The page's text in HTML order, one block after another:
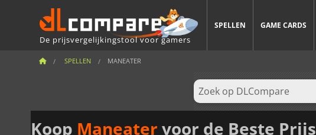
De prijsvergelijkingstool voor gamers
SPELLEN GAME CARDS
SPELLEN MANEATER
Koop Maneater voor de Beste Prijs